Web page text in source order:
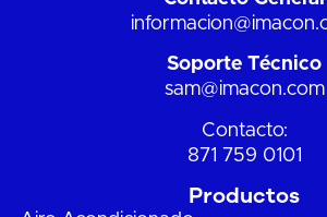
Soporte Técnico
sam@imacon.com
Contacto:
871 759 0101
Productos